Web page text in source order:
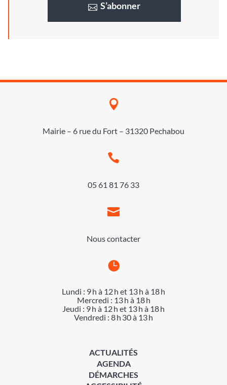
S’abonner

Mairie – 6 rue du Fort – 31320 Pechabou

05 61 81 76 33

Nous contacter

Lundi : 9 h à 12 h et 13 h à 18 h
Mercredi : 13 h à 18 h
Jeudi : 9 h à 12 h et 13 h à 18 h
Vendredi : 8 h 30 à 13 h
ACTUALITÉS
AGENDA
DÉMARCHES